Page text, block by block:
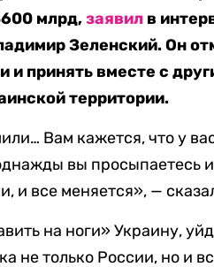
млрд,заявил в
Зеленский. Он
и принять вместе с
территории.
Вам кажется, что у
вы просыпаетесь
и все меняется», —
на ноги» Украину,
не только России, но и